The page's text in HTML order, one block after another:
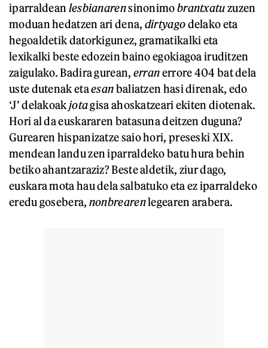
iparraldean lesbianarensinonimobrantxatuzuzen
moduan hedatzen ari dena, dirtyagodelako eta
hegoaldetik datorkigunez, gramatikalki eta
lexikalki beste edozein baino egokiagoa iruditzen
zaigulako. Badira gurean, erranerrore 404 bat dela
uste dutenak etaesanbaliatzen hasi direnak, edo
‘J’ delakoakjotagisa ahoskatzeari ekiten diotenak.
Hori al da euskararen batasuna deitzen duguna?
Gurearen hispanizatze saio hori, preseski XIX.
mendean landu zen iparraldeko batu hura behin
betiko ahantzaraziz? Beste aldetik, ziur dago,
euskara mota hau dela salbatuko eta ez iparraldeko
eredu gosebera, nonbrearenlegearen arabera.